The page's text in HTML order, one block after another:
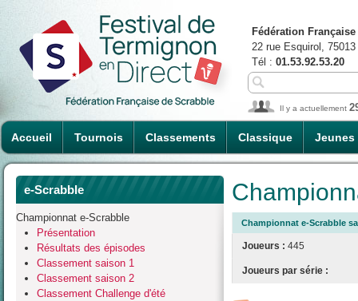
Accueil Tournois Classements Classique Jeunes
Fédération
22 rue Esquirol,
Tél : 01.53.92.53.20
Il y a actuellement
e-Scrabble
Championnat e-Scrabble
Présentation
Résultats des épisodes
Classement saison 1
Classement saison 2
Classement Challenge d'été
Championnat e-Scrabble
Joueurs : 445
Joueurs par série :